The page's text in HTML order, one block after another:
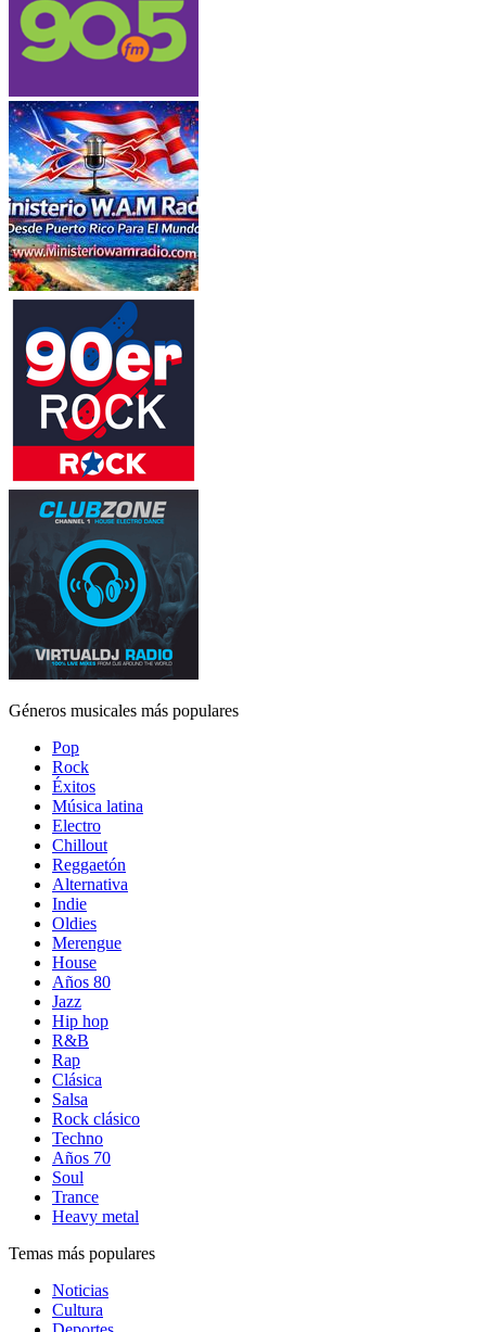
Géneros musicales más populares
Pop
Rock
Éxitos
Música latina
Electro
Chillout
Reggaetón
Alternativa
Indie
Oldies
Merengue
House
Años 80
Jazz
Hip hop
R&B
Rap
Clásica
Salsa
Rock clásico
Techno
Años 70
Soul
Trance
Heavy metal
Temas más populares
Noticias
Cultura